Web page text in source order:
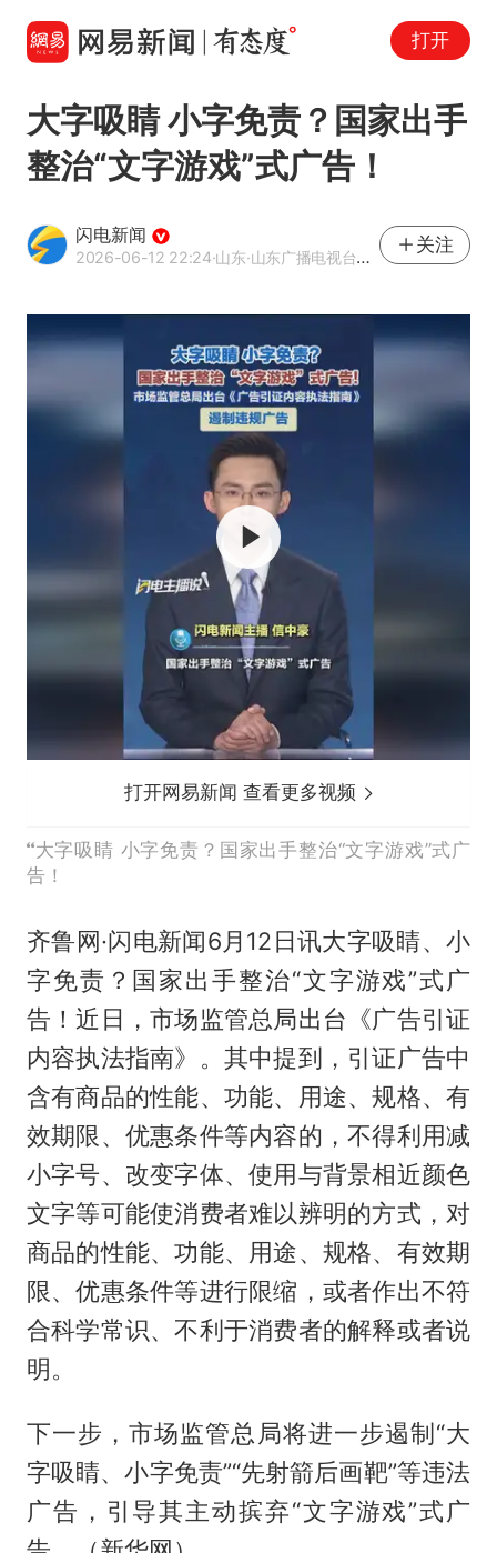
打开
大字吸睛 小字免责？国家出手
整治“文字游戏”式广告！
闪电新闻
2026-06-12 22:24·山东·山东广播电视台官方APP闪电新闻
关注
打开网易新闻 查看更多视频
大字吸睛 小字免责？国家出手整治“文字游戏”式广
告！
齐鲁网·闪电新闻6月12日讯大字吸睛、小
字免责？国家出手整治“文字游戏”式广
告！近日，市场监管总局出台《广告引证
内容执法指南》。其中提到，引证广告中
含有商品的性能、功能、用途、规格、有
效期限、优惠条件等内容的，不得利用减
小字号、改变字体、使用与背景相近颜色
文字等可能使消费者难以辨明的方式，对
商品的性能、功能、用途、规格、有效期
限、优惠条件等进行限缩，或者作出不符
合科学常识、不利于消费者的解释或者说
明。
下一步，市场监管总局将进一步遏制“大
字吸睛、小字免责”“先射箭后画靶”等违法
广告，引导其主动摈弃“文字游戏”式广